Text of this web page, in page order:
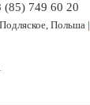
(85) 749 60 20
Польша |